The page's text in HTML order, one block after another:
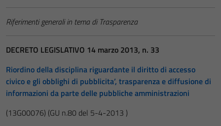
Riferimenti generali in tema di Trasparenza
DECRETO LEGISLATIVO 14 marzo 2013, n. 33
Riordino della disciplina riguardante il diritto di accesso
civico e gli obblighi di pubblicita’, trasparenza e diffusione di
informazioni da parte delle pubbliche amministrazioni
(13G00076) (GU n.80 del 5-4-2013 )